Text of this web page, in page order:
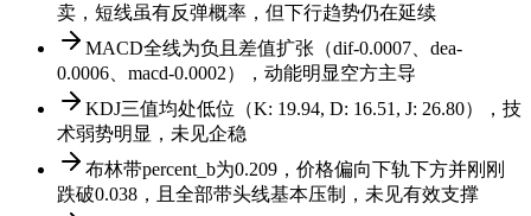
卖，短线虽有反弹概率，但下行趋势仍在延续
MACD全线为负且差值扩张（dif-0.0007、dea-
0.0006、macd-0.0002），动能明显空方主导
KDJ三值均处低位（K: 19.94, D: 16.51, J: 26.80），技
术弱势明显，未见企稳
布林带percent_b为0.209，价格偏向下轨下方并刚刚
跌破0.038，且全部带头线基本压制，未见有效支撑